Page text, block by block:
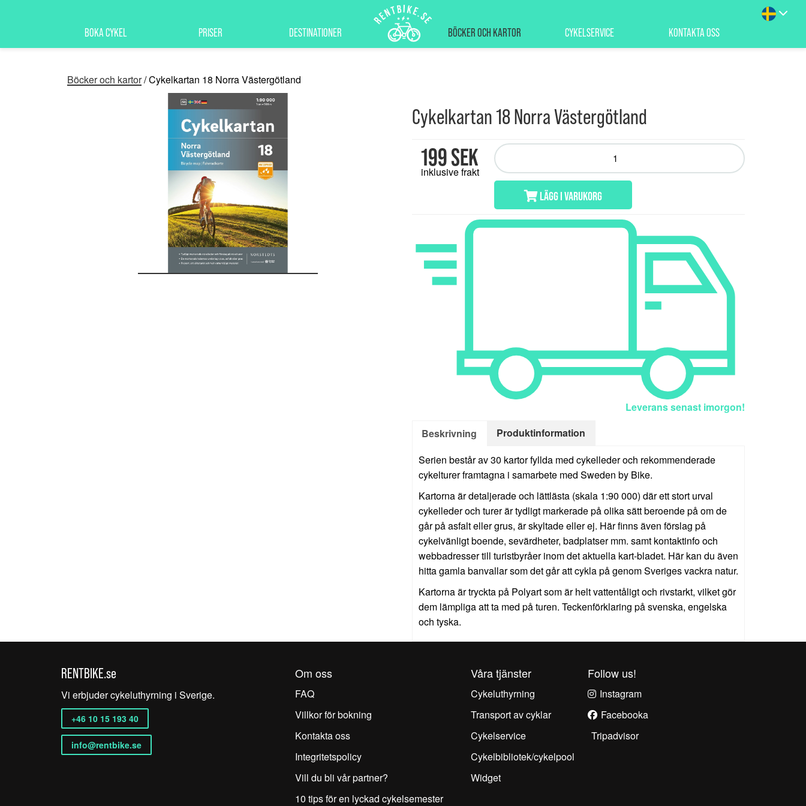
BOKA CYKEL PRISER DESTINATIONER BÖCKER OCH KARTOR CYKELSERVICE KONTAKTA OSS
Böcker och kartor/ Cykelkartan 18 Norra Västergötland
Cykelkartan 18 Norra Västergötland
199 SEK
inklusive frakt
LÄGG I VARUKORG
Leverans senast imorgon!
Beskrivning
Produktinformation
Serien består av 30 kartor fyllda med cykelleder och rekommenderade
cykelturer framtagna i samarbete med Sweden by Bike.
Kartorna är detaljerade och lättlästa (skala 1:90 000) där ett stort urval
cykelleder och turer är tydligt markerade på olika sätt beroende på om de
går på asfalt eller grus, är skyltade eller ej. Här finns även förslag på
cykelvänligt boende, sevärdheter, badplatser mm. samt kontaktinfo och
webbadresser till turistbyråer inom det aktuella kart-bladet. Här kan du även
hitta gamla banvallar som det går att cykla på genom Sveriges vackra natur.
Kartorna är tryckta på Polyart som är helt vattentåligt och rivstarkt, vilket gör
dem lämpliga att ta med på turen. Teckenförklaring på svenska, engelska
och tyska.
RENTBIKE.se
Vi erbjuder cykeluthyrning i Sverige.
+46 10 15 193 40
info@rentbike.se
Om oss
FAQ
Villkor för bokning
Kontakta oss
Integritetspolicy
Vill du bli vår partner?
10 tips för en lyckad cykelsemester
Våra tjänster
Cykeluthyrning
Transport av cyklar
Cykelservice
Cykelbibliotek/cykelpool
Widget
Follow us!
Instagram
Facebooka
Tripadvisor